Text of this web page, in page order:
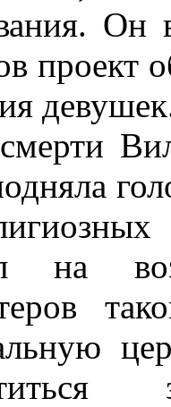
Он
проект
на